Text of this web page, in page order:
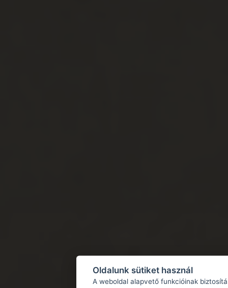
Oldalunk sütiket használ
A weboldal alapvető funkcióinak